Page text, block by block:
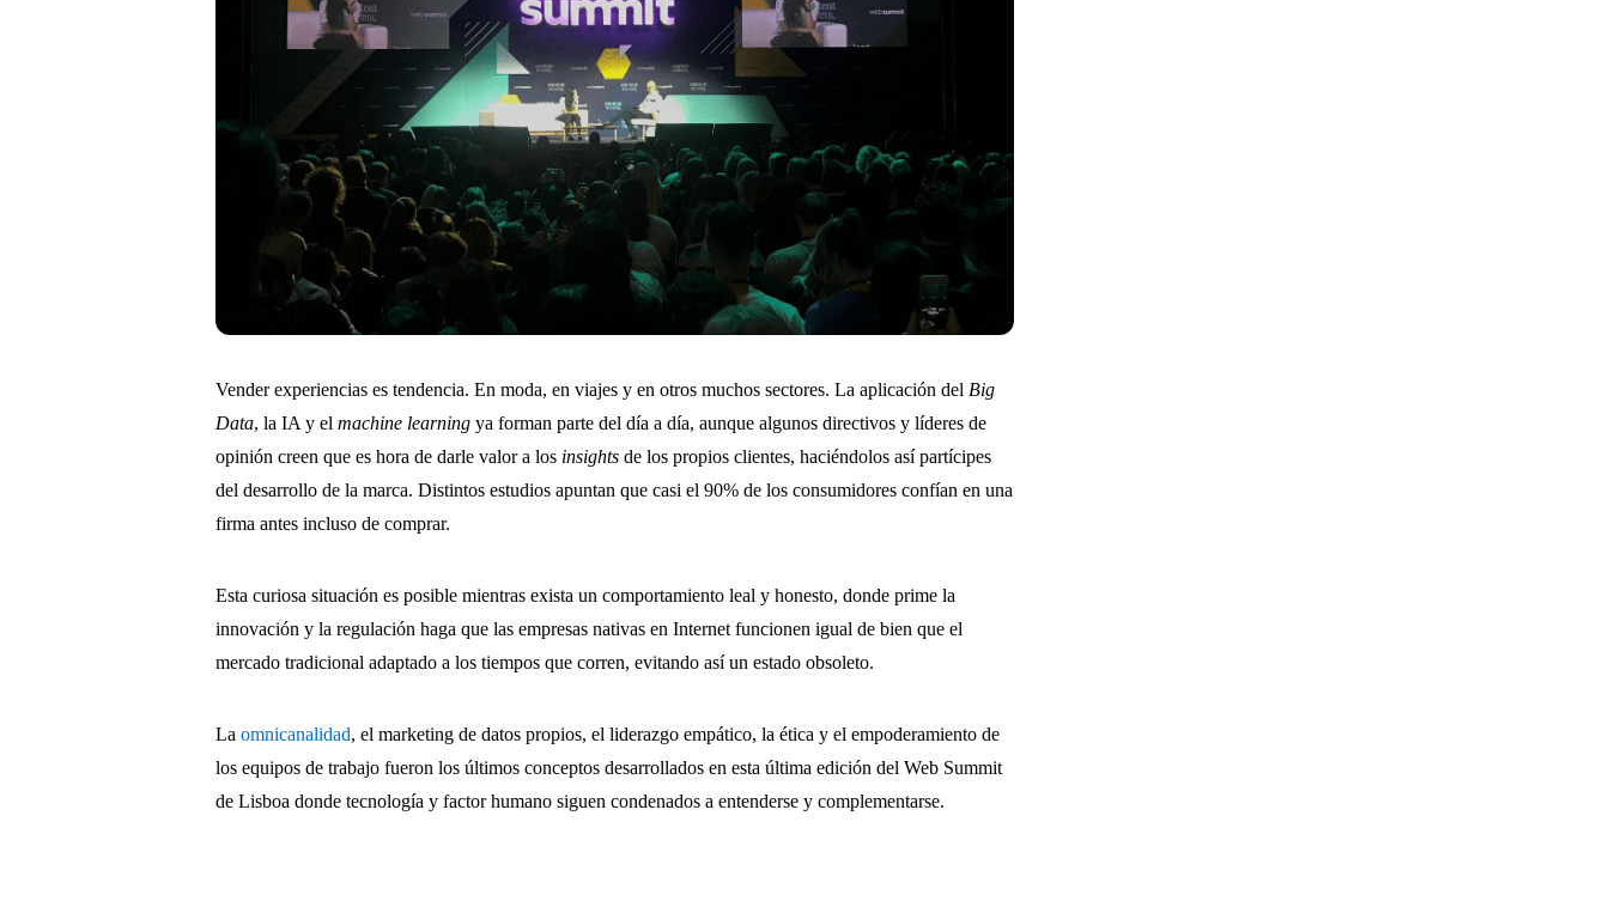
Vender experiencias es tendencia. En moda, en viajes y en otros muchos sectores. La aplicación del Big
Data, la IA y elmachine learning ya forman parte del día a día, aunque algunos directivos y líderes de
opinión creen que es hora de darle valor a los insights de los propios clientes, haciéndolos así partícipes
del desarrollo de la marca. Distintos estudios apuntan que casi el 90% de los consumidores confían en una
firma antes incluso de comprar.
Esta curiosa situación es posible mientras exista un comportamiento leal y honesto, donde prime la
innovación y la regulación haga que las empresas nativas en Internet funcionen igual de bien que el
mercado tradicional adaptado a los tiempos que corren, evitando así un estado obsoleto.
Laomnicanalidad, el marketing de datos propios, el liderazgo empático, la ética y el empoderamiento de
los equipos de trabajo fueron los últimos conceptos desarrollados en esta última edición del Web Summit
de Lisboa donde tecnología y factor humano siguen condenados a entenderse y complementarse.